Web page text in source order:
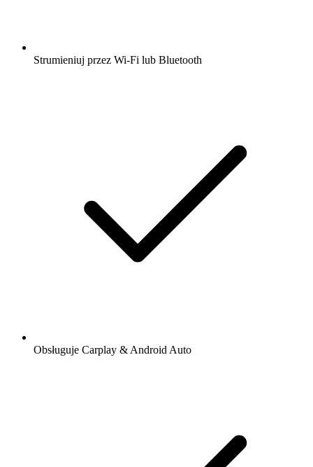
Strumieniuj przez Wi-Fi lub Bluetooth
Obsługuje Carplay & Android Auto